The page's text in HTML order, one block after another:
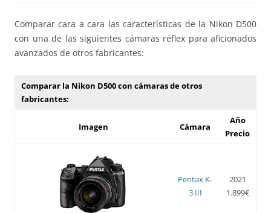
Comparar cara a cara las características de la Nikon D500
con una de las siguientes cámaras réflex para aficionados
avanzados de otros fabricantes:
Comparar la Nikon D500 con cámaras de otros
fabricantes:
Imagen Cámara
Año
Precio
Pentax K-
3 III
2021
1.899€